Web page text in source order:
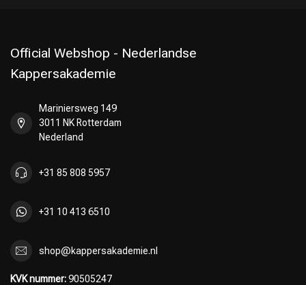
Official Webshop - Nederlandse
Kappersakademie
Mariniersweg 149
3011 NK Rotterdam
Nederland
+31 85 808 5957
+31 10 413 6510
shop@kappersakademie.nl
KVK nummer:90505247